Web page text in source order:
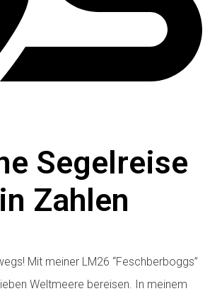
Segelreise
in Zahlen
Mit meiner LM26 “Feschberboggs”
Weltmeere bereisen. In meinem